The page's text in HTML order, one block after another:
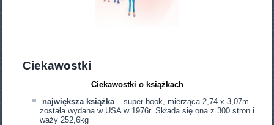
Ciekawostki
Ciekawostki o książkach
największa książka – super book, mierząca 2,74 x 3,07m
została wydana w USA w 1976r. Składa się ona z 300 stron i
waży 252,6kg